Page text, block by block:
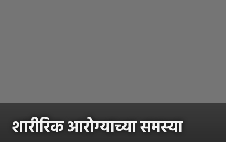
शारीरिक आरोग्याच्या समस्या